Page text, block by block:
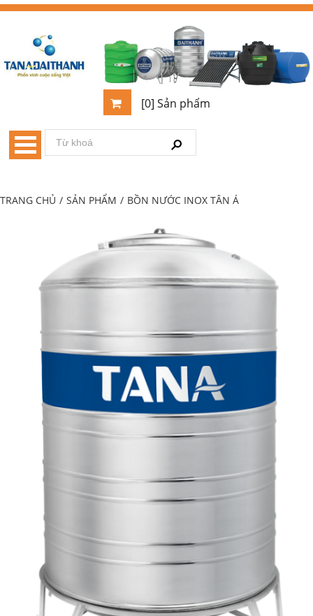
[0] Sản phẩm
TRANG CHỦ / SẢN PHẨM / BỒN NƯỚC INOX TÂN Á